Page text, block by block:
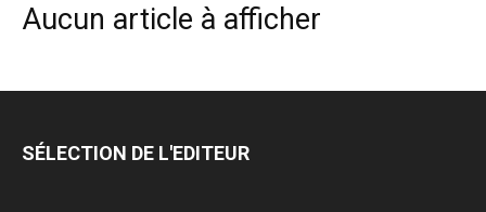
Aucun article à afficher
SÉLECTION DE L'EDITEUR